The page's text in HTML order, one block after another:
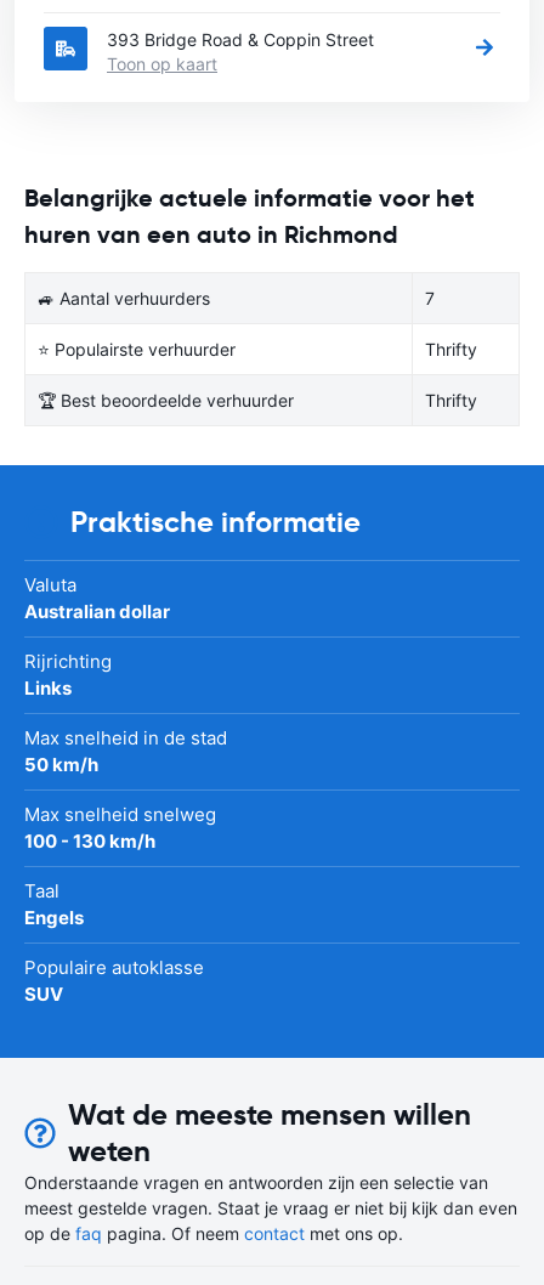
393 Bridge Road & Coppin Street
Toon op kaart
Belangrijke actuele informatie voor het
huren van een auto in Richmond
🚙 Aantal verhuurders 7
⭐ Populairste verhuurder Thrifty
🏆 Best beoordeelde verhuurder Thrifty
Praktische informatie
Valuta
Australian dollar
Rijrichting
Links
Max snelheid in de stad
50 km/h
Max snelheid snelweg
100 - 130 km/h
Taal
Engels
Populaire autoklasse
SUV
Wat de meeste mensen willen
weten
Onderstaande vragen en antwoorden zijn een selectie van
meest gestelde vragen. Staat je vraag er niet bij kijk dan even
op de faq pagina. Of neem contact met ons op.